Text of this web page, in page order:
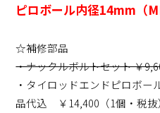
ピロボール内径14mm（
☆補修部品
・ナックルボルトセット ￥
・タイロッドエンドピロボ
品代込 ￥14,400（1個・税抜